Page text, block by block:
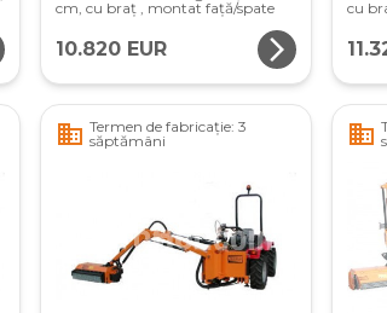
cm, cu braț , montat față/spate
10.820 EUR arrow_forward_ios
cu
business Termen de fabricație: 3
săptămâni
business